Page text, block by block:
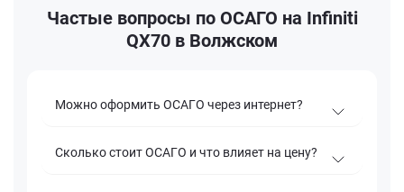
Частые вопросы по ОСАГО на Infiniti
QX70 в Волжском
Можно оформить ОСАГО через интернет?
Сколько стоит ОСАГО и что влияет на цену?